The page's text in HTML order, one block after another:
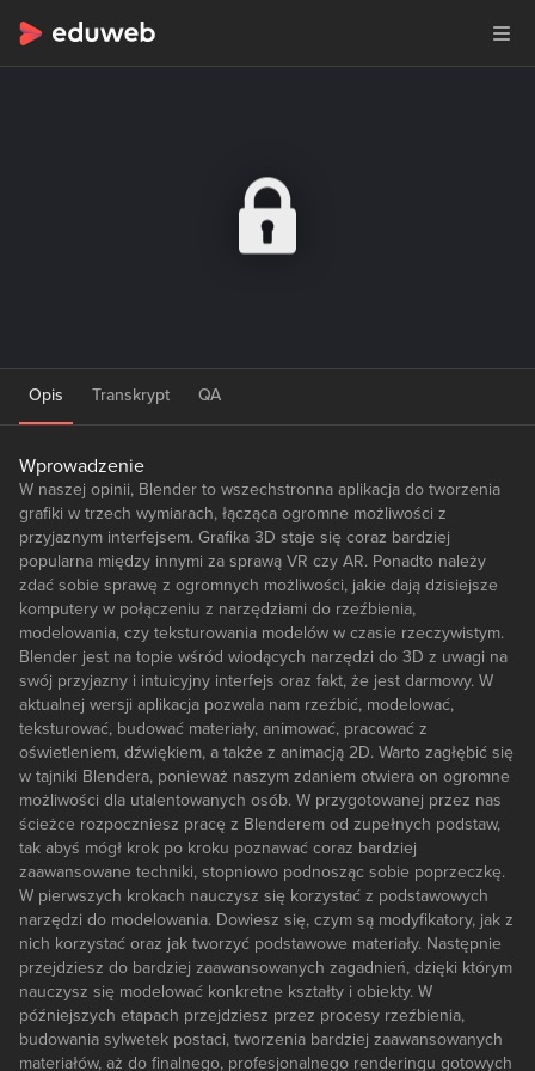
Opis Transkrypt QA
Wprowadzenie
W naszej opinii, Blender to wszechstronna aplikacja do tworzenia
grafiki w trzech wymiarach, łącząca ogromne możliwości z
przyjaznym interfejsem. Grafika 3D staje się coraz bardziej
popularna między innymi za sprawą VR czy AR. Ponadto należy
zdać sobie sprawę z ogromnych możliwości, jakie dają dzisiejsze
komputery w połączeniu z narzędziami do rzeźbienia,
modelowania, czy teksturowania modelów w czasie rzeczywistym.
Blender jest na topie wśród wiodących narzędzi do 3D z uwagi na
swój przyjazny i intuicyjny interfejs oraz fakt, że jest darmowy. W
aktualnej wersji aplikacja pozwala nam rzeźbić, modelować,
teksturować, budować materiały, animować, pracować z
oświetleniem, dźwiękiem, a także z animacją 2D. Warto zagłębić się
w tajniki Blendera, ponieważ naszym zdaniem otwiera on ogromne
możliwości dla utalentowanych osób. W przygotowanej przez nas
ścieżce rozpoczniesz pracę z Blenderem od zupełnych podstaw,
tak abyś mógł krok po kroku poznawać coraz bardziej
zaawansowane techniki, stopniowo podnosząc sobie poprzeczkę.
W pierwszych krokach nauczysz się korzystać z podstawowych
narzędzi do modelowania. Dowiesz się, czym są modyfikatory, jak z
nich korzystać oraz jak tworzyć podstawowe materiały. Następnie
przejdziesz do bardziej zaawansowanych zagadnień, dzięki którym
nauczysz się modelować konkretne kształty i obiekty. W
późniejszych etapach przejdziesz przez procesy rzeźbienia,
budowania sylwetek postaci, tworzenia bardziej zaawansowanych
materiałów, aż do finalnego, profesjonalnego renderingu gotowych